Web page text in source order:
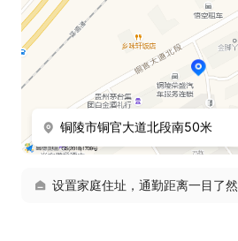
铜陵市铜官大道北段南50米
设置家庭住址，通勤距离一目了然